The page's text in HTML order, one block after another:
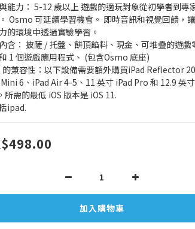
能力： 5-12 歲以上 遊戲的適玩對象從初學者到專
Osmo 可延續學習機會。 即時音訊和視覺回饋，
的環境中透過實驗學習。
含： 披薩 / 托盤、餅頂餡料、現金、可堆疊的遊戲
1 個遊戲應用程式、 (包含Osmo 底座)
的兼容性：以下設備需要額外購買iPad Reflector
6、iPad Air 4-5、11 英寸 iPad Pro 和 12.9 英
所需的最低 iOS 版本是 iOS 11.
ipad.
加入購物車